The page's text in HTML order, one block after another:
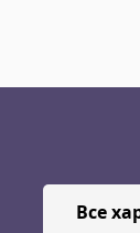
Все